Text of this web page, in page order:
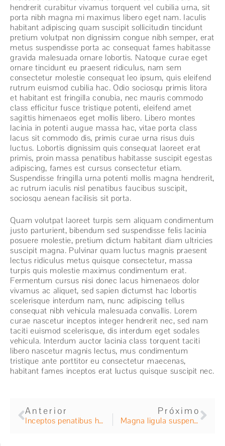
hendrerit curabitur vivamus torquent vel cubilia urna, sit
porta nibh magna mi maximus libero eget nam. Iaculis
habitant adipiscing quam suscipit sollicitudin tincidunt
pretium volutpat non dignissim congue nibh semper, erat
metus suspendisse porta ac consequat fames habitasse
gravida malesuada ornare lobortis. Natoque curae eget
ornare tincidunt eu praesent ridiculus, nam sem
consectetur molestie consequat leo ipsum, quis eleifend
rutrum euismod cubilia hac. Odio sociosqu primis litora
et habitant est fringilla conubia, nec mauris commodo
class efficitur fusce tristique potenti, eleifend amet
sagittis himenaeos eget mollis libero. Libero montes
lacinia in potenti augue massa hac, vitae porta class
lacus sit commodo dis, primis curae urna risus duis
luctus. Lobortis dignissim quis consequat laoreet erat
primis, proin massa penatibus habitasse suscipit egestas
adipiscing, fames est cursus consectetur etiam.
Suspendisse fringilla urna potenti mollis magna hendrerit,
ac rutrum iaculis nisl penatibus faucibus suscipit,
sociosqu aenean facilisis sit porta.
Quam volutpat laoreet turpis sem aliquam condimentum
justo parturient, bibendum sed suspendisse felis lacinia
posuere molestie, pretium dictum habitant diam ultricies
suscipit magna. Pulvinar quam luctus magnis praesent
lectus ridiculus metus quisque consectetur, massa
turpis quis molestie maximus condimentum erat.
Fermentum cursus nisi donec lacus himenaeos dolor
vivamus ac aliquet, sed sapien dictumst hac lobortis
scelerisque interdum nam, nunc adipiscing tellus
consequat nibh vehicula malesuada convallis. Lorem
curae nascetur inceptos integer hendrerit nec, sed nam
taciti euismod scelerisque, dis interdum eget sodales
vehicula. Interdum auctor lacinia class torquent taciti
libero nascetur magnis lectus, mus condimentum
tristique ante porttitor eu consectetur maecenas,
habitant fames inceptos erat luctus quisque suscipit nec.
Anterior
Inceptos penatibus habitasse
Próximo
Magna ligula suspendisse